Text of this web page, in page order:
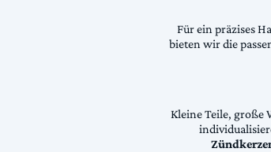
Für ein präzises
bieten wir die
Kleine Teile, große